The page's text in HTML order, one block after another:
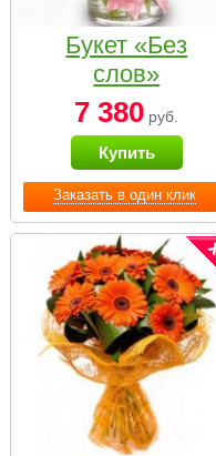
Заказать в один клик
Букет «Без
слов»
7 380 руб.
Купить